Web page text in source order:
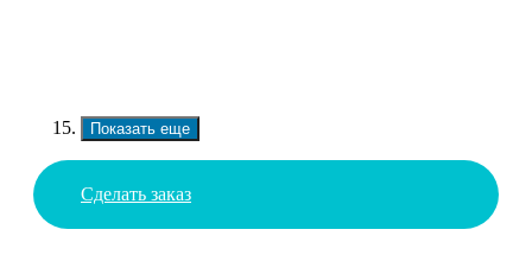
Показать еще
Сделать заказ